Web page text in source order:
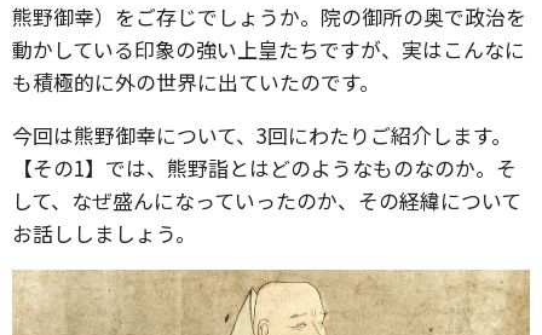
熊野御幸）をご存じでしょうか。院の御所の奥で政治を
動かしている印象の強い上皇たちですが、実はこんなに
も積極的に外の世界に出ていたのです。
今回は熊野御幸について、3回にわたりご紹介します。
【その1】では、熊野詣とはどのようなものなのか。そ
して、なぜ盛んになっていったのか、その経緯について
お話ししましょう。